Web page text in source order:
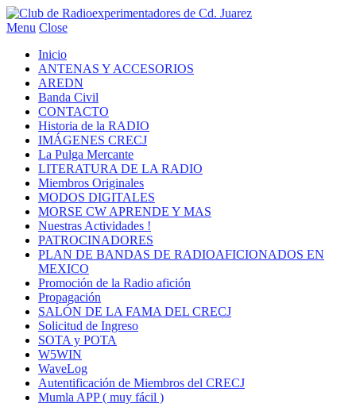
Menu Close
Inicio
ANTENAS Y ACCESORIOS
AREDN
Banda Civil
CONTACTO
Historia de la RADIO
IMÁGENES CRECJ
La Pulga Mercante
LITERATURA DE LA RADIO
Miembros Originales
MODOS DIGITALES
MORSE CW APRENDE Y MAS
Nuestras Actividades !
PATROCINADORES
PLAN DE BANDAS DE RADIOAFICIONADOS EN
MEXICO
Promoción de la Radio afición
Propagación
SALÓN DE LA FAMA DEL CRECJ
Solicitud de Ingreso
SOTA y POTA
W5WIN
WaveLog
Autentificación de Miembros del CRECJ
Mumla APP ( muy fácil )